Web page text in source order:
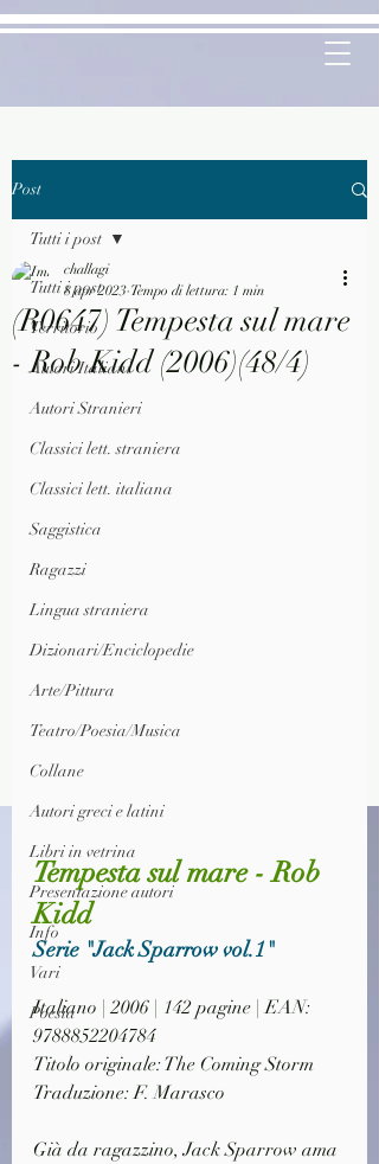
Post
Tutti i post
Territorio
Autori Italiani
Autori Stranieri
Classici lett. straniera
Classici lett. italiana
Saggistica
Ragazzi
Lingua straniera
Dizionari/Enciclopedie
Arte/Pittura
Teatro/Poesia/Musica
Collane
Autori greci e latini
Libri in vetrina
Presentazione autori
Info
Vari
Poesia
Tutti i post
(R0647) Tempesta sul mare
- Rob Kidd (2006)(48/4)
challagi
8 apr 2023 Tempo di lettura: 1 min
Tempesta sul mare - Rob
Kidd
Serie "Jack Sparrow vol.1"
Italiano | 2006 | 142 pagine | EAN:
9788852204784
Titolo originale: The Coming Storm
Traduzione: F. Marasco
Già da ragazzino, Jack Sparrow ama